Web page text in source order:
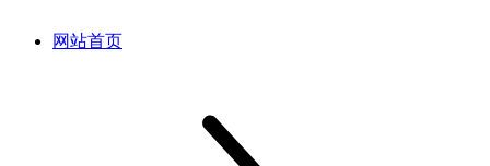
网站首页